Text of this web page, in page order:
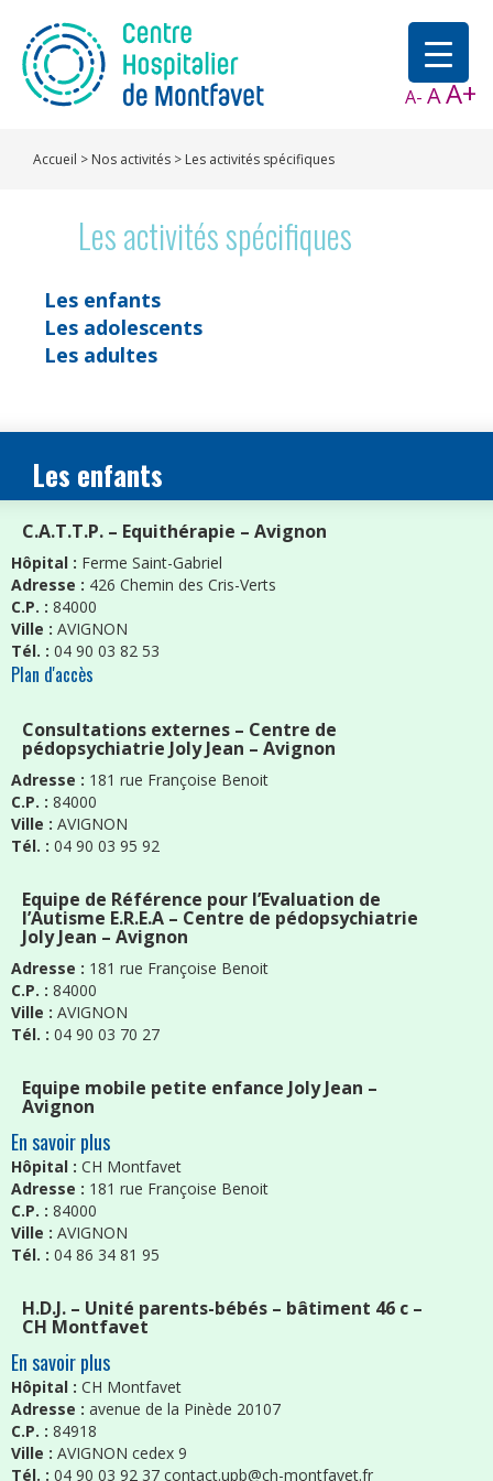
A- AA+
Accueil > Nos activités > Les activités spécifiques
Les activités spécifiques
Les enfants
Les adolescents
Les adultes
Les enfants
C.A.T.T.P. – Equithérapie – Avignon
Hôpital : Ferme Saint-Gabriel
Adresse : 426 Chemin des Cris-Verts
C.P. : 84000
Ville : AVIGNON
Tél. : 04 90 03 82 53
Plan d'accès
Consultations externes – Centre de
pédopsychiatrie Joly Jean – Avignon
Adresse : 181 rue Françoise Benoit
C.P. : 84000
Ville : AVIGNON
Tél. : 04 90 03 95 92
Equipe de Référence pour l’Evaluation de
l’Autisme E.R.E.A – Centre de pédopsychiatrie
Joly Jean – Avignon
Adresse : 181 rue Françoise Benoit
C.P. : 84000
Ville : AVIGNON
Tél. : 04 90 03 70 27
Equipe mobile petite enfance Joly Jean –
Avignon
En savoir plus
Hôpital : CH Montfavet
Adresse : 181 rue Françoise Benoit
C.P. : 84000
Ville : AVIGNON
Tél. : 04 86 34 81 95
H.D.J. – Unité parents-bébés – bâtiment 46 c –
CH Montfavet
En savoir plus
Hôpital : CH Montfavet
Adresse : avenue de la Pinède 20107
C.P. : 84918
Ville : AVIGNON cedex 9
Tél. : 04 90 03 92 37 contact.upb@ch-montfavet.fr